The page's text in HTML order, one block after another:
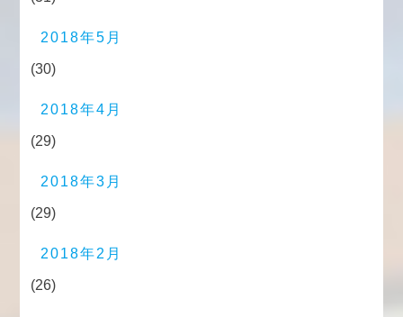
2018年5月
(30)
2018年4月
(29)
2018年3月
(29)
2018年2月
(26)